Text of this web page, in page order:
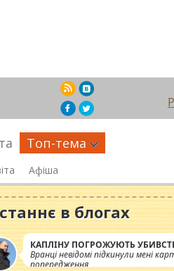
Топ-тема
Афіша
в блогах
КАПЛІНУ ПОГРОЖУЮТЬ
Вранці невідомі підкинули мені
попередження